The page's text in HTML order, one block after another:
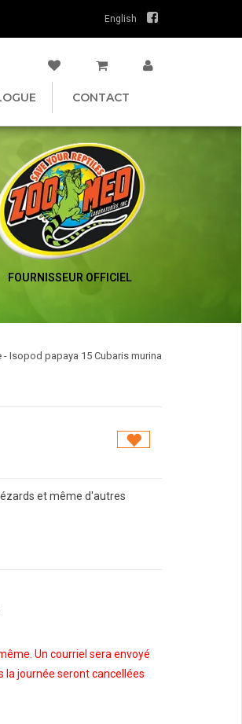
English
CONTACT
FOURNISSEUR OFFICIEL
- Isopod papaya 15 Cubaris murina
et même d'autres
Un courriel sera envoyé
la journée seront cancellées